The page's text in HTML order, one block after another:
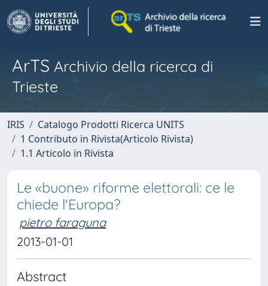
ArTS Archivio della ricerca di
Trieste
IRIS
Catalogo Prodotti Ricerca UNITS
1 Contributo in Rivista(Articolo Rivista)
1.1 Articolo in Rivista
Le «buone» riforme elettorali: ce le
chiede l'Europa?
pietro faraguna
2013-01-01
Abstract